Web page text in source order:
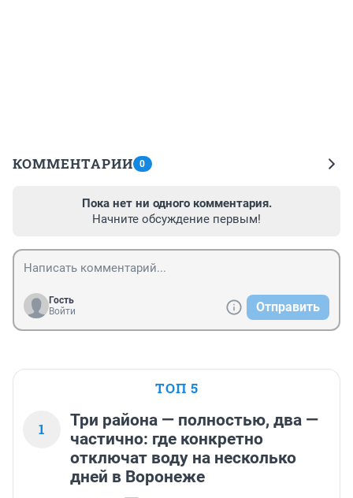
КОММЕНТАРИИ 0
Пока нет ни одного комментария.
Начните обсуждение первым!
Гость
Войти
Отправить
ТОП 5
1
Три района — полностью, два —
частично: где конкретно
отключат воду на несколько
дней в Воронеже